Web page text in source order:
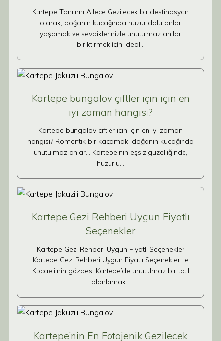
Kartepe Tanıtımı Ailece Gezilecek bir destinasyon
olarak, doğanın kucağında huzur dolu anlar
yaşamak ve sevdiklerinizle unutulmaz anılar
biriktirmek için ideal…
Kartepe bungalov çiftler için için en
iyi zaman hangisi?
Kartepe bungalov çiftler için için en iyi zaman
hangisi? Romantik bir kaçamak, doğanın kucağında
unutulmaz anlar… Kartepe’nin eşsiz güzelliğinde,
huzurlu…
Kartepe Gezi Rehberi Uygun Fiyatlı
Seçenekler
Kartepe Gezi Rehberi Uygun Fiyatlı Seçenekler
Kartepe Gezi Rehberi Uygun Fiyatlı Seçenekler ile
Kocaeli’nin gözdesi Kartepe’de unutulmaz bir tatil
planlamak…
Kartepe’nin En Fotojenik Gezilecek